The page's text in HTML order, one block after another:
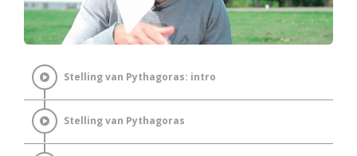
Stelling van Pythagoras: intro
Stelling van Pythagoras